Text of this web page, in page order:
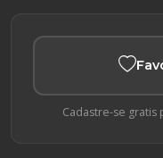
Cadastre-se gratis